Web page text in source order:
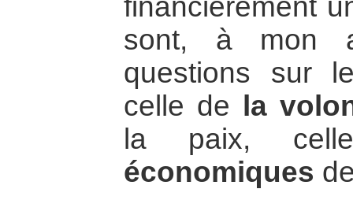
financièrement
sont, à mon
questions sur
celle de
la
la paix,
économiques